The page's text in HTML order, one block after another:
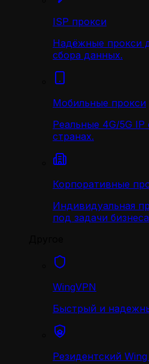
ISP прокси
Надёжные прокси
сбора данных.
Мобильные прокси
Реальные 4G/5G IP
странах.
Корпоративные
Индивидуальная
под задачи
WingVPN
Быстрый и
Резидентский